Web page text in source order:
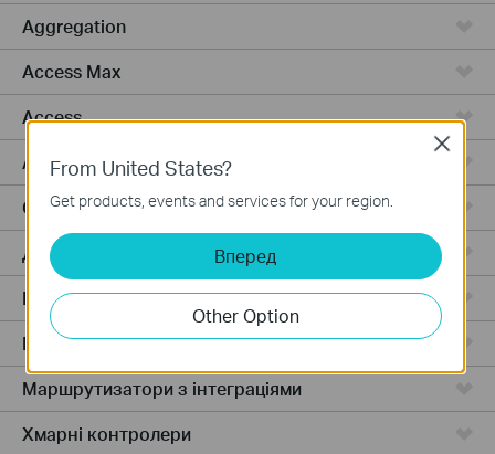
Aggregation
Access Max
Access
Access Pro
GPON
Дротові маршрутизатори
Бездротові маршрутизатори
Маршрутизатори 4G WiFi
Маршрутизатори з інтеграціями
Хмарні контролери
From United States?
Get products, events and services for your region.
Вперед
Other Option
Close